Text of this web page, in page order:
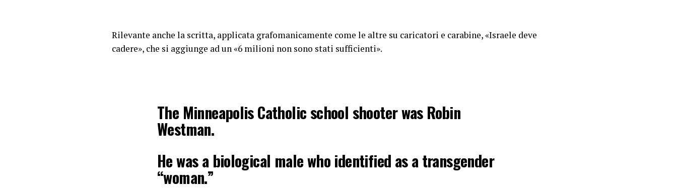
Rilevante anche la scritta, applicata grafomanicamente come le altre su caricatori e carabine, «Israele deve
cadere», che si aggiunge ad un «6 milioni non sono stati sufficienti».
The Minneapolis Catholic school shooter was Robin
Westman.
He was a biological male who identified as a transgender
“woman.”